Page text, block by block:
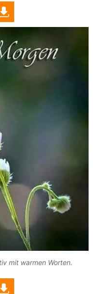
mit warmen Worten.